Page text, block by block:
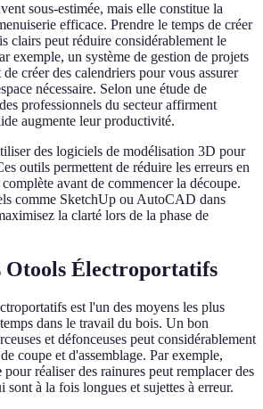
sous-estimée, mais elle constitue la
efficace. Prendre le temps de créer
clairs peut réduire considérablement le
exemple, un système de gestion de projets
créer des calendriers pour vous assurer
nécessaire. Selon une étude de
professionnels du secteur affirment
augmente leur productivité.
des logiciels de modélisation 3D pour
outils permettent de réduire les erreurs en
avant de commencer la découpe.
comme SketchUp ou AutoCAD dans
la clarté lors de la phase de
Otools Électroportatifs
est l'un des moyens les plus
dans le travail du bois. Un bon
et défonceuses peut considérablement
coupe et d'assemblage. Par exemple,
pour réaliser des rainures peut remplacer des
sont à la fois longues et sujettes à erreur.